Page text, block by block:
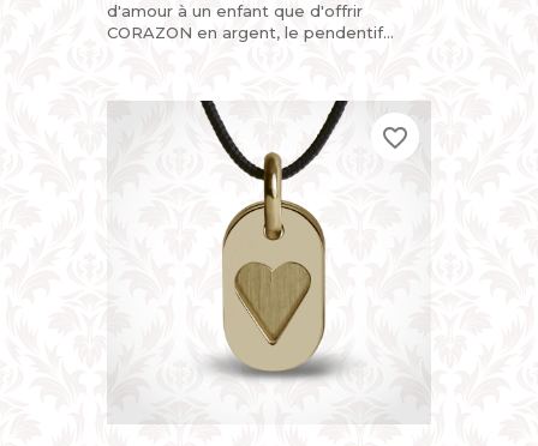
d'amour à un enfant que d'offrir
CORAZON en argent, le pendentif
favorite_border
favorite_border
favorite_border